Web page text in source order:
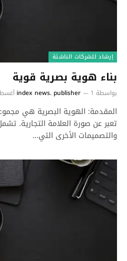
إرشاد للشركات الناشئة
بناء هوية بصرية قوية
بواسطة index news. publisher 1 أغسطس، 2024
المقدمة: الهوية البصرية هي
تعبر عن صورة العلامة التجارية.
والتصميمات الأخرى التي…